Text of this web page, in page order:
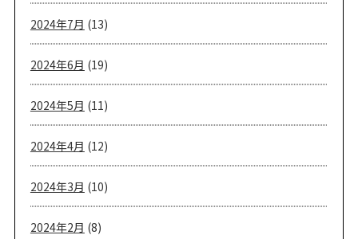
2024年7月 (13)
2024年6月 (19)
2024年5月 (11)
2024年4月 (12)
2024年3月 (10)
2024年2月 (8)